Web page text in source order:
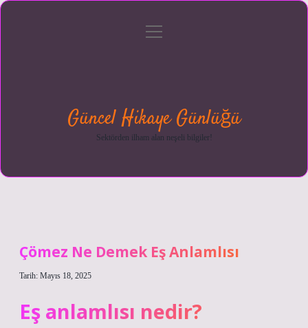
menüyü
Güncel Hikaye Günlüğü
Sektörden ilham alan neşeli bilgiler!
Çömez Ne Demek Eş Anlamlısı
Tarih: Mayıs 18, 2025
Eş anlamlısı nedir?